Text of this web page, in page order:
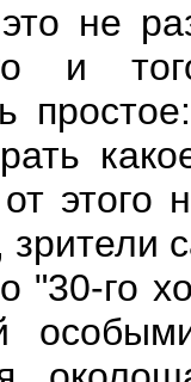
не
и
этого
"30-го